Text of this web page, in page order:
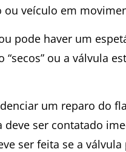
ou veículo em
pode haver um
ou a válvula
um reparo do
ser contatado
ser feita se a válvula